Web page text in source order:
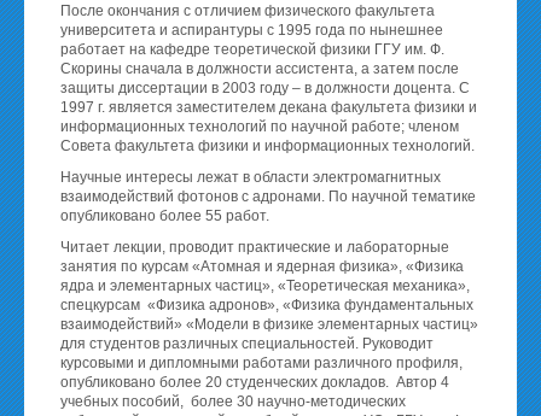
После окончания с отличием физического факультета
университета и аспирантуры с 1995 года по нынешнее
работает на кафедре теоретической физики ГГУ им. Ф.
Скорины сначала в должности ассистента, а затем после
защиты диссертации в 2003 году – в должности доцента. С
1997 г. является заместителем декана факультета физики и
информационных технологий по научной работе; членом
Совета факультета физики и информационных технологий.
Научные интересы лежат в области электромагнитных
взаимодействий фотонов с адронами. По научной тематике
опубликовано более 55 работ.
Читает лекции, проводит практические и лабораторные
занятия по курсам «Атомная и ядерная физика», «Физика
ядра и элементарных частиц», «Теоретическая механика»,
спецкурсам «Физика адронов», «Физика фундаментальных
взаимодействий» «Модели в физике элементарных частиц»
для студентов различных специальностей. Руководит
курсовыми и дипломными работами различного профиля,
опубликовано более 20 студенческих докладов. Автор 4
учебных пособий, более 30 научно-методических